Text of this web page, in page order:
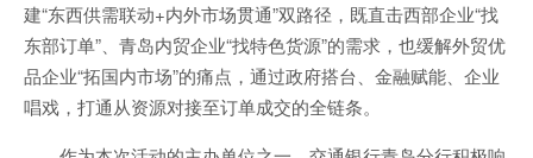
建“东西供需联动+内外市场贯通”双路径，既直击西部企业“找
东部订单”、青岛内贸企业“找特色货源”的需求，也缓解外贸优
品企业“拓国内市场”的痛点，通过政府搭台、金融赋能、企业
唱戏，打通从资源对接至订单成交的全链条。